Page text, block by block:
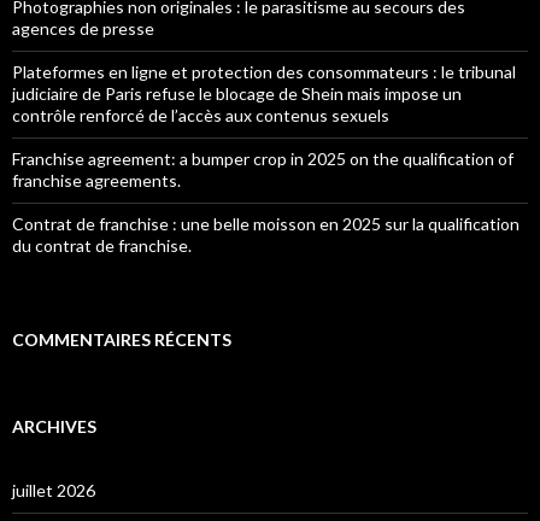
Photographies non originales : le parasitisme au secours des
agences de presse
Plateformes en ligne et protection des consommateurs : le tribunal
judiciaire de Paris refuse le blocage de Shein mais impose un
contrôle renforcé de l’accès aux contenus sexuels
Franchise agreement: a bumper crop in 2025 on the qualification of
franchise agreements.
Contrat de franchise : une belle moisson en 2025 sur la qualification
du contrat de franchise.
COMMENTAIRES RÉCENTS
ARCHIVES
juillet 2026